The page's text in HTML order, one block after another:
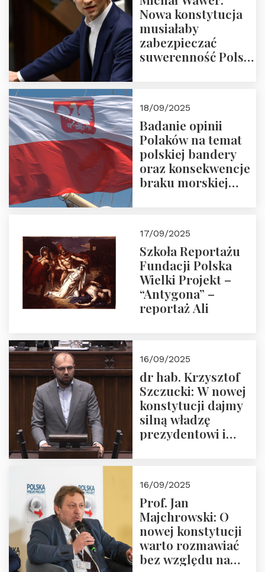
Nowa konstytucja
musiałaby
zabezpieczać
suwerenność Polski
18/09/2025
Badanie opinii
Polaków na temat
polskiej bandery
oraz konsekwencje
braku morskiej
17/09/2025
Szkoła Reportażu
Fundacji Polska
Wielki Projekt –
“Antygona” –
reportaż Ali
16/09/2025
dr hab. Krzysztof
Szczucki: W nowej
konstytucji dajmy
silną władzę
prezydentowi i
16/09/2025
Prof. Jan
Majchrowski: O
nowej konstytucji
warto rozmawiać
bez względu na